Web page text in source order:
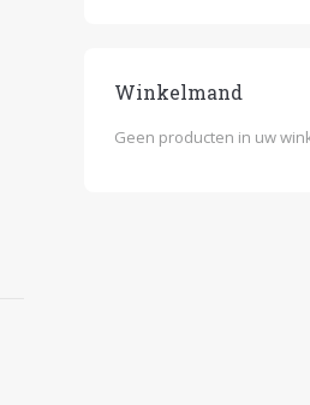
Winkelmand
Geen producten in uw